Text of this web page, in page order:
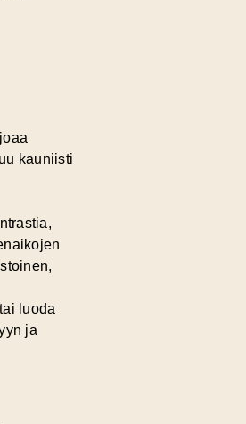
kauniisti
luoda
ja